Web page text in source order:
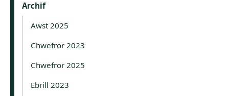
Archif
Awst 2025
Chwefror 2023
Chwefror 2025
Ebrill 2023